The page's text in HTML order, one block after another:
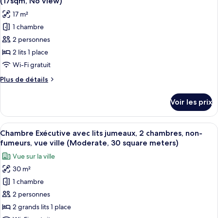
(Compact,20sqm)
Chambre
avec
lits
jumeaux,
non-
fumeurs
les
photos
pour
ce
type
de
chambre :
Chambre
avec
lits
jumeaux,
non-
fumeurs
(17sqm,
No
view)
17 m²
1 chambre
2 personnes
2 lits 1 place
Wi-Fi gratuit
Plus de détails
Plus
le
type
de
chambre
Économique
avec
lits
jumeaux,
non-
(17sqm,
Voir les prix
Afficher
toutes
les
photos
pour
ce
type
de
Une chambre d’hôtel moderne
7
Chambre Exécutive avec lits jumeaux, 2 chambres, non-
fumeurs, vue ville (Moderate, 30 square meters)
Vue sur la ville
30 m²
1 chambre
2 personnes
2 grands lits 1 place